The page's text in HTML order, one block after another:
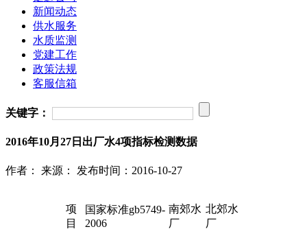
新闻动态
供水服务
水质监测
党建工作
政策法规
客服信箱
关键字：
2016年10月27日出厂水4项指标检测数据
作者： 来源： 发布时间：2016-10-27
项
目
国家标准gb5749-
2006
南郊水
厂
北郊水
厂